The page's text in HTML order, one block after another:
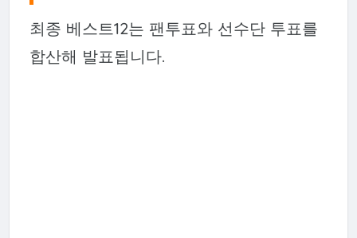
최종 베스트12는 팬투표와 선수단 투표를
합산해 발표됩니다.